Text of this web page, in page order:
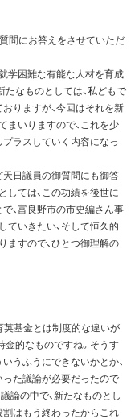
問にお答えをさせていただ
学困難な有能な人材を育成
たなものとしては、私どもで
りますが、今回はそれを新
まいりますので、これを少
プラスしていく内容になっ
天日議員の御質問にも御答
しては、この功績を後世に
、富良野市の市史編さん事
ていきたい、そして恒久的
ますので、ひとつ御理解の
英基金とは制度的な違いが
金的なものですね。そうす
うふうにできないかとか、
った議論が必要だったので
論の中で、新たなものとし
割はもう終わったからこれ